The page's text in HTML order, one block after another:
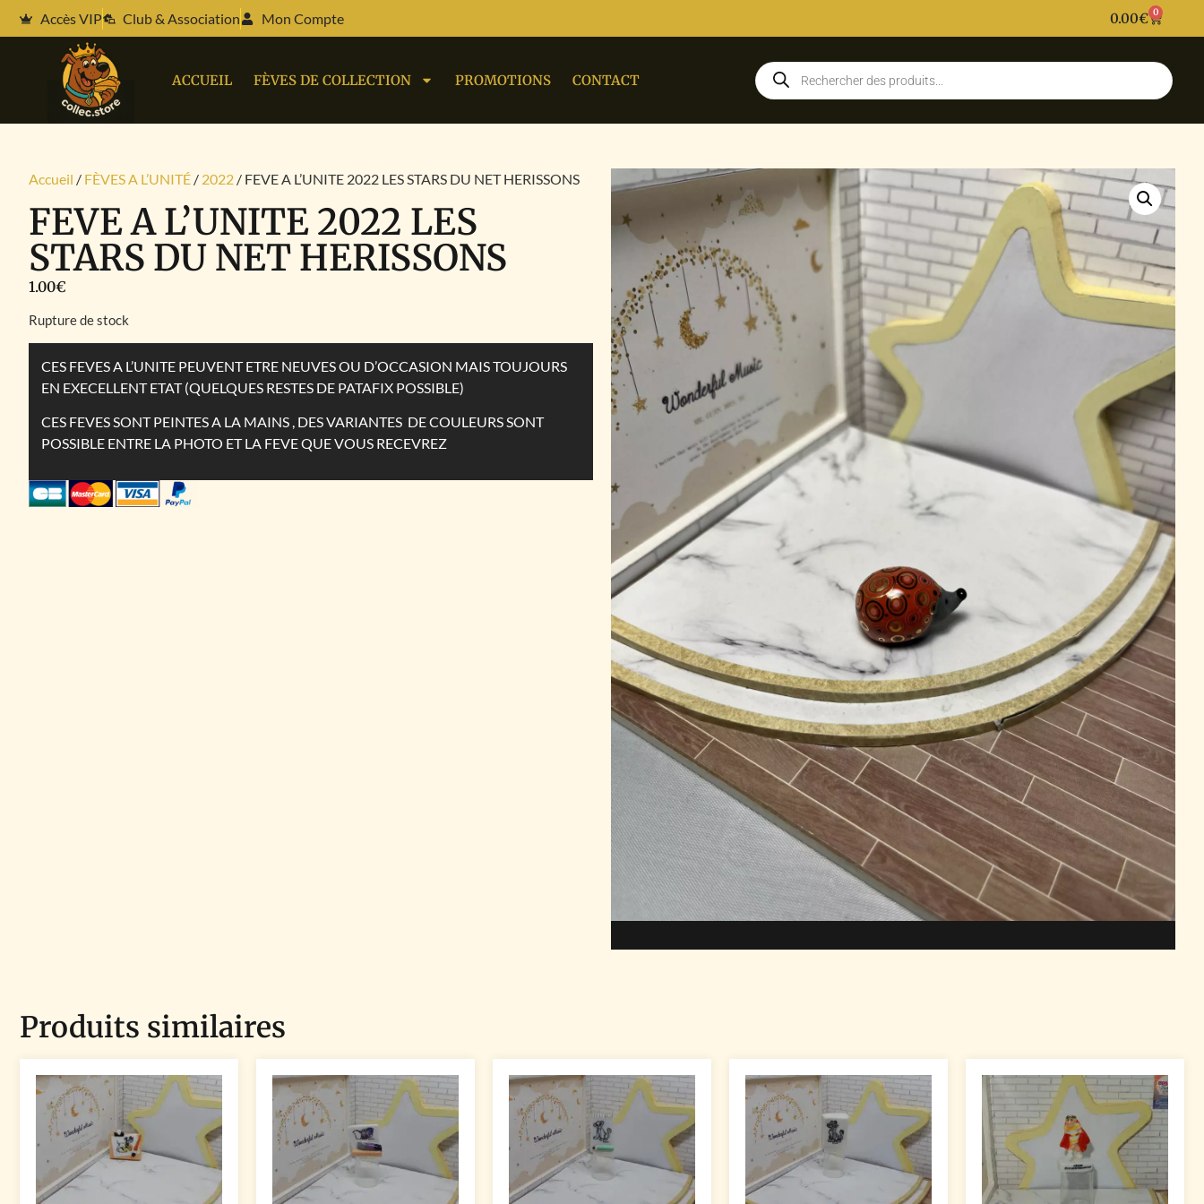
Accès VIP Club & Association Mon Compte 0.00€ 0
ACCUEIL FÈVES DE COLLECTION PROMOTIONS CONTACT
Accueil / FÈVES A L’UNITÉ / 2022 / FEVE A L’UNITE 2022 LES STARS DU NET HERISSONS
FEVE A L’UNITE 2022 LES
STARS DU NET HERISSONS
1.00€
Rupture de stock
CES FEVES A L’UNITE PEUVENT ETRE NEUVES OU D’OCCASION MAIS TOUJOURS
EN EXECELLENT ETAT (QUELQUES RESTES DE PATAFIX POSSIBLE)
CES FEVES SONT PEINTES A LA MAINS , DES VARIANTES DE COULEURS SONT
POSSIBLE ENTRE LA PHOTO ET LA FEVE QUE VOUS RECEVREZ
Produits similaires